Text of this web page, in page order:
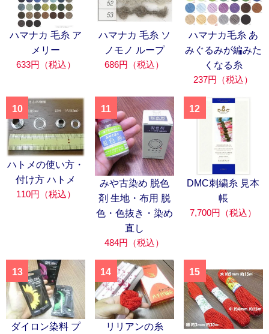
ハマナカ 毛糸 ア
メリー
633円（税込）
ハマナカ 毛糸 ソ
ノモノ ループ
686円（税込）
ハマナカ毛糸 あ
みぐるみが編みた
くなる糸
237円（税込）
10
ハトメの使い方・
付け方 ハトメ
110円（税込）
11
みや古染め 脱色
剤 生地・布用 脱
色・色抜き・染め
直し
484円（税込）
12
DMC刺繍糸 見本
帳
7,700円（税込）
13
ダイロン染料 プ
14
リリアンの糸
15